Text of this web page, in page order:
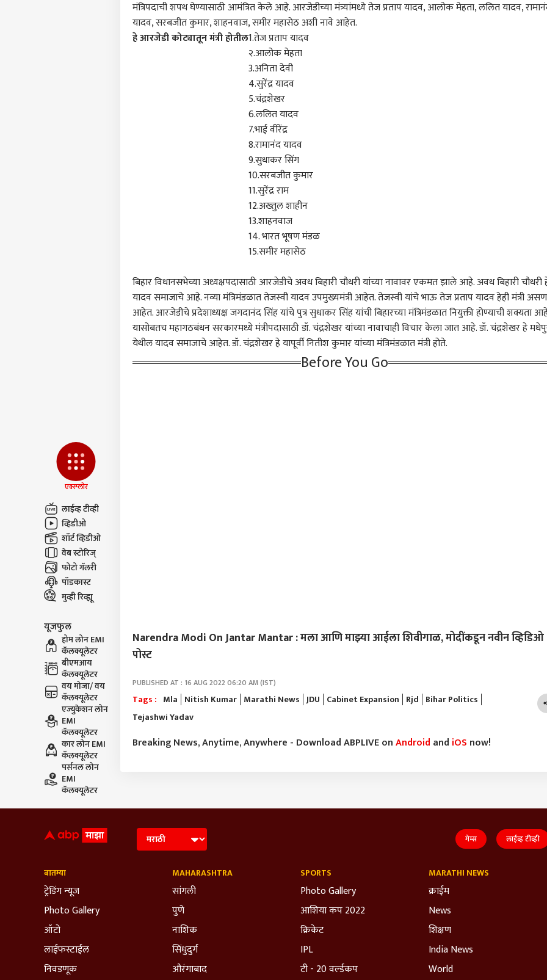
एक्स्प्लोर
लाईव्ह टीव्ही
व्हिडीओ
शॉर्ट व्हिडीओ
वेब स्टोरिज्
फोटो गॅलरी
पॉडकास्ट
मुव्ही रिव्ह्यू
यूजफुल
होम लोन EMI
कॅलक्यूलेटर
बीएमआय
कॅलक्यूलेटर
वय मोजा/ वय
कॅलक्यूलेटर
एज्युकेशन लोन
EMI
कॅलक्यूलेटर
कार लोन EMI
कॅलक्यूलेटर
पर्सनल लोन
EMI
कॅलक्यूलेटर
मंत्रिपदाची शपथ घेण्यासाठी आमंत्रित केले आहे. आरजेडीच्या मंत्र्यांमध्ये तेज प्रताप यादव, आलोक मेहता, ललित यादव,
यादव, सरबजीत कुमार, शाहनवाज, समीर महासेठ अशी नावे आहेत.
हे आरजेडी कोट्यातून मंत्री होतील1.तेज प्रताप यादव
२.आलोक मेहता
3.अनिता देवी
4.सुरेंद्र यादव
5.चंद्रशेखर
6.ललित यादव
7.भाई वीरेंद्र
8.रामानंद यादव
9.सुधाकर सिंग
10.सरबजीत कुमार
11.सुरेंद्र राम
12.अख्तुल शाहीन
13.शाहनवाज
14. भारत भूषण मंडळ
15.समीर महासेठ
बिहार विधानसभेच्या अध्यक्षपदासाठी आरजेडीचे अवध बिहारी चौधरी यांच्या नावावर एकमत झाले आहे. अवध बिहारी चौधरी
यादव समाजाचे आहे. नव्या मंत्रिमंडळात तेजस्वी यादव उपमुख्यमंत्री आहेत. तेजस्वी यांचे भाऊ तेज प्रताप यादव हेही मंत्री
आहेत. आरजेडीचे प्रदेशाध्यक्ष जगदानंद सिंह यांचे पुत्र सुधाकर सिंह यांची बिहारच्या मंत्रिमंडळात नियुक्ती होण्याची शक्यता
यासोबतच महागठबंधन सरकारमध्ये मंत्रीपदासाठी डॉ. चंद्रशेखर यांच्या नावाचाही विचार केला जात आहे. डॉ. चंद्रशेखर हे
येथील यादव समाजाचे आहेत. डॉ. चंद्रशेखर हे यापूर्वी नितीश कुमार यांच्या मंत्रिमंडळात मंत्री होते.
Before You Go
Narendra Modi On Jantar Mantar : मला आणि माझ्या आईला शिवीगाळ, मोदींकडून नवीन व्हिडिओ
पोस्ट
PUBLISHED AT : 16 AUG 2022 06:20 AM (IST)
Tags : Mla Nitish Kumar Marathi News JDU Cabinet Expansion Rjd Bihar Politics
Tejashwi Yadav
Breaking News, Anytime, Anywhere - Download ABPLIVE onAndroid and iOS now!
हॅलो गेस्ट टॉप आर्टिकल टॉप रील्स
क्रीडा
अजिंक्य रहाणेच्या निवृत्तीने
केकेआरमध्ये नेतृत्वाची
पोकळी, नव्या कॅप्टनसाठी तीन
नावे समोर! किंग खान
कोणाला मान देणार?
राजकारण
राम-लक्ष्मणाच्या
जोडीसारखीच आज देशप्रेमी
जनता 'मोदी-शाह' जोडीकडे
पाहते : एकनाथ शिंदे
मागणार? डोकी फोडली त्यांचं
काय करणार? राज ठाकरेंचा
सवाल
गेम्स लाईव्ह टीव्ही
बातम्या
ट्रेडिंग न्यूज
Photo Gallery
ऑटो
लाईफस्टाईल
निवडणूक
MAHARASHTRA
सांगली
पुणे
नाशिक
सिंधुदुर्ग
औरंगाबाद
SPORTS
Photo Gallery
आशिया कप 2022
क्रिकेट
IPL
टी - 20 वर्ल्डकप
MARATHI NEWS
क्राईम
News
शिक्षण
India News
World